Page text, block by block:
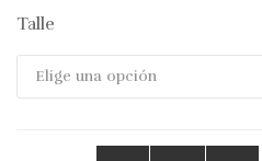
Talle